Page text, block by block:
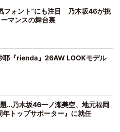
フォント”にも注目 乃木坂46が挑
マンスの舞台裏
耶『rienda』26AW LOOKモデル
…乃木坂46一ノ瀬美空、地元福岡
年トップサポーター』に就任